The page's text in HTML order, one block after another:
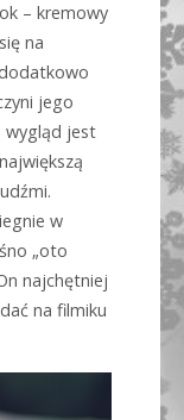
– kremowy
na
jego
wygląd jest
w
„oto
najchętniej
na filmiku